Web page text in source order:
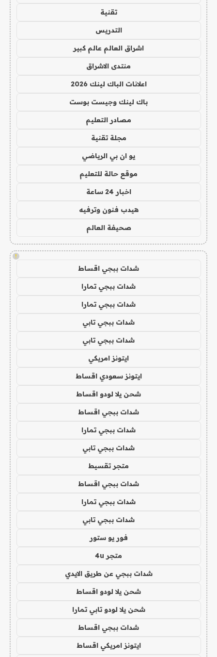
تقنية
التدريس
اشراق العالم عالم كبير
منتدى الاشراق
اعلانات الباك لينك 2026
باك لينك وجيست بوست
مصادر التعليم
مجلة تقنية
يو ان بي الرياضي
موقع حالة للتعليم
اخبار 24 ساعة
هيدب فنون وترفيه
صحيفة العالم
!
شدات ببجي اقساط
شدات ببجي تمارا
شدات ببجي تمارا
شدات ببجي تابي
شدات ببجي تابي
ايتونز امريكي
ايتونز سعودي اقساط
شحن يلا لودو اقساط
شدات ببجي اقساط
شدات ببجي تمارا
شدات ببجي تابي
متجر تقسيط
شدات ببجي اقساط
شدات ببجي تمارا
شدات ببجي تابي
فور يو ستور
متجر 4u
شدات ببجي عن طريق الايدي
شحن يلا لودو اقساط
شحن يلا لودو تابي تمارا
شدات ببجي اقساط
ايتونز امريكي اقساط